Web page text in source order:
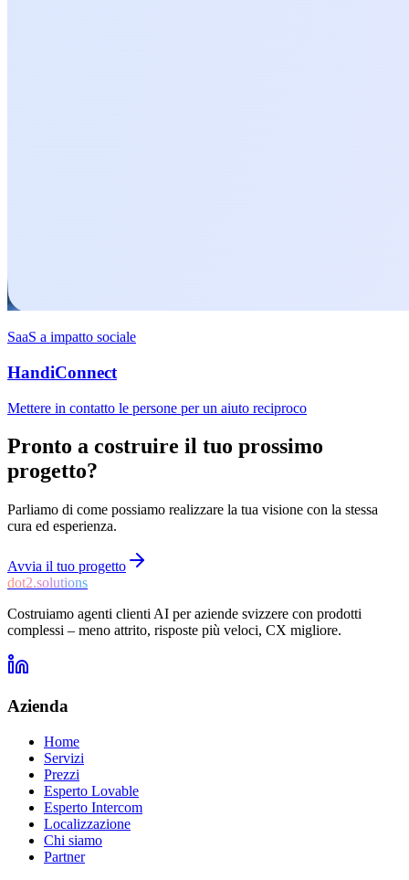
SaaS a impatto sociale
HandiConnect
Mettere in contatto le persone per un aiuto reciproco
Pronto a costruire il tuo prossimo
progetto?
Parliamo di come possiamo realizzare la tua visione con la stessa
cura ed esperienza.
Avvia il tuo progetto
dot2.solutions
Costruiamo agenti clienti AI per aziende svizzere con prodotti
complessi – meno attrito, risposte più veloci, CX migliore.
Azienda
Home
Servizi
Prezzi
Esperto Lovable
Esperto Intercom
Localizzazione
Chi siamo
Partner